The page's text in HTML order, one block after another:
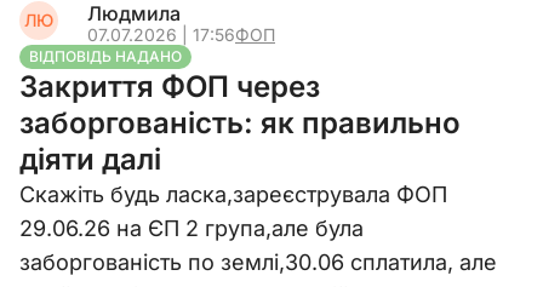
ЛЮ Людмила
07.07.2026 | 17:56ФОП
ВІДПОВІДЬ НАДАНО
Закриття ФОП через
заборгованість: як правильно
діяти далі
Скажіть будь ласка,зареєструвала ФОП
29.06.26 на ЄП 2 група,але була
заборгованість по землі,30.06 сплатила, але